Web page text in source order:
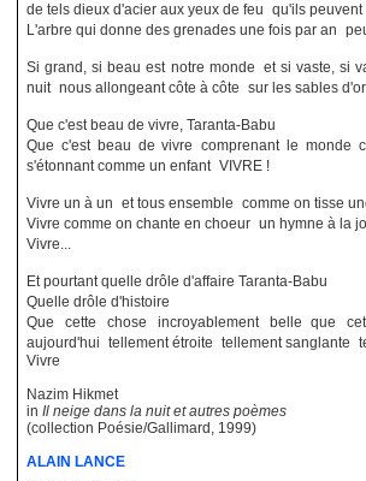
de tels dieux d'acier aux yeux de feu qu'ils
L'arbre qui donne des grenades une fois par an
Si grand, si beau est notre monde et si vaste, si
nuit nous allongeant côte à côte sur les sables
Que c'est beau de vivre, Taranta-Babu
Que c'est beau de vivre comprenant le monde
s'étonnant comme un enfant VIVRE !
Vivre un à un et tous ensemble comme on tisse
Vivre comme on chante en choeur un hymne à la
Vivre...
Et pourtant quelle drôle d'affaire Taranta-Babu
Quelle drôle d'histoire
Que cette chose incroyablement belle que
aujourd'hui tellement étroite tellement sanglante
Vivre
Nazim Hikmet
in Il neige dans la nuit et autres poèmes
(collection Poésie/Gallimard, 1999)
ALAIN LANCE